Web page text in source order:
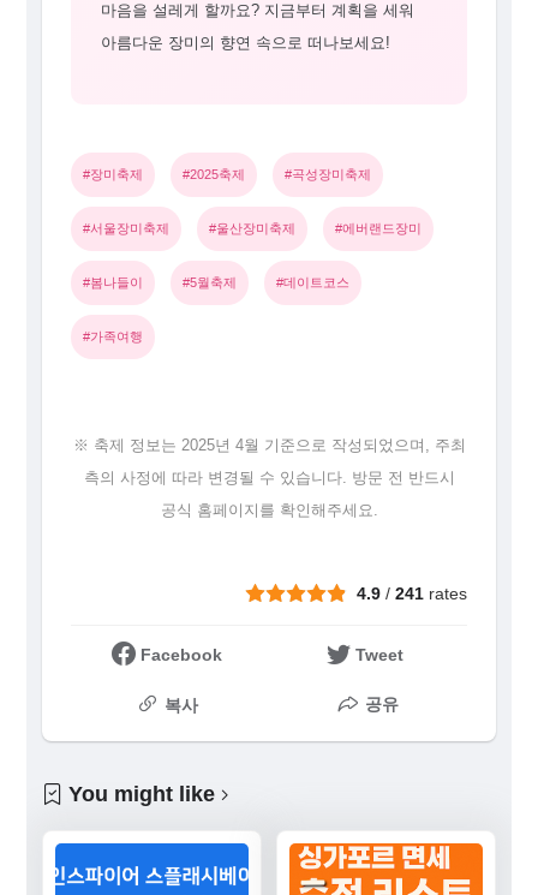
마음을 설레게 할까요? 지금부터 계획을 세워
아름다운 장미의 향연 속으로 떠나보세요!
#장미축제 #2025축제 #곡성장미축제
#서울장미축제 #울산장미축제 #에버랜드장미
#봄나들이 #5월축제 #데이트코스
#가족여행
※ 축제 정보는 2025년 4월 기준으로 작성되었으며, 주최
측의 사정에 따라 변경될 수 있습니다. 방문 전 반드시
공식 홈페이지를 확인해주세요.
4.9/ 241rates
Facebook Tweet
복사 공유
You might like